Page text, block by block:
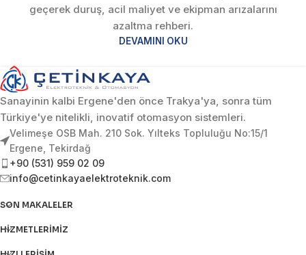
geçerek duruş, acil maliyet ve ekipman arızalarını
azaltma rehberi.
DEVAMINI OKU
Sanayinin kalbi Ergene'den önce Trakya'ya, sonra tüm
Türkiye'ye nitelikli, inovatif otomasyon sistemleri.
Velimeşe OSB Mah. 210 Sok. Yılteks Topluluğu No:15/1
Ergene, Tekirdağ
+90 (531) 959 02 09
info@cetinkayaelektroteknik.com
SON MAKALELER
HIZMETLERIMIZ